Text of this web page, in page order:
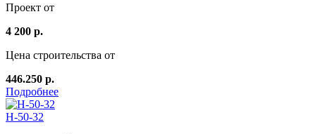
Проект от
4 200 р.
Цена строительства от
446.250 р.
Подробнее
Н-50-32